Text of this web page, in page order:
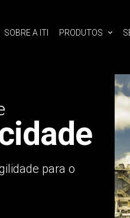
SOBRE A ITI PRODUTOS
para o